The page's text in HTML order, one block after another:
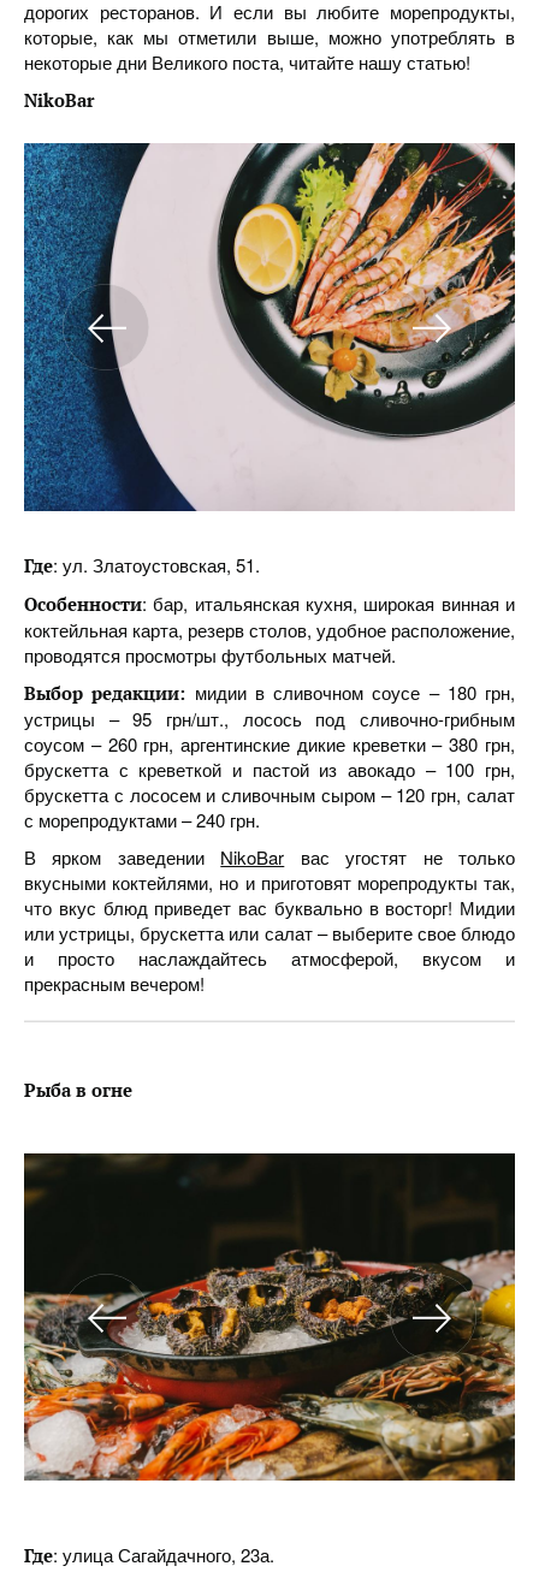
дорогих ресторанов. И если вы любите морепродукты,
которые, как мы отметили выше, можно употреблять в
некоторые дни Великого поста, читайте нашу статью!
NikoBar
Где: ул. Златоустовская, 51.
Особенности: бар, итальянская кухня, широкая винная и
коктейльная карта, резерв столов, удобное расположение,
проводятся просмотры футбольных матчей.
Выбор редакции: мидии в сливочном соусе – 180 грн,
устрицы – 95 грн/шт., лосось под сливочно-грибным
соусом – 260 грн, аргентинские дикие креветки – 380 грн,
брускетта с креветкой и пастой из авокадо – 100 грн,
брускетта с лососем и сливочным сыром – 120 грн, салат
с морепродуктами – 240 грн.
В ярком заведении NikoBar вас угостят не только
вкусными коктейлями, но и приготовят морепродукты так,
что вкус блюд приведет вас буквально в восторг! Мидии
или устрицы, брускетта или салат – выберите свое блюдо
и просто наслаждайтесь атмосферой, вкусом и
прекрасным вечером!
Рыба в огне
Где: улица Сагайдачного, 23а.